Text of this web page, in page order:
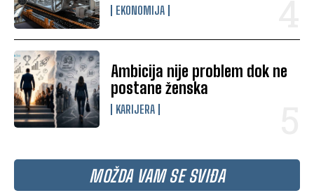
EKONOMIJA
Ambicija nije problem dok ne
postane ženska
KARIJERA
MOŽDA VAM SE SVIĐA